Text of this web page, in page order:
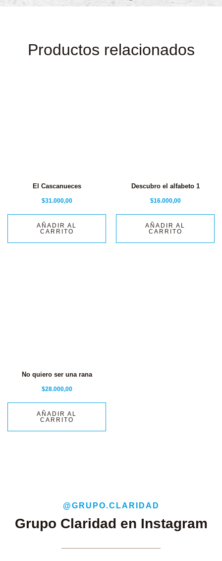
Productos relacionados
El Cascanueces
$31.000,00
AÑADIR AL
CARRITO
Descubro el alfabeto 1
$16.000,00
AÑADIR AL
CARRITO
No quiero ser una rana
$28.000,00
AÑADIR AL
CARRITO
@GRUPO.CLARIDAD
Grupo Claridad en Instagram